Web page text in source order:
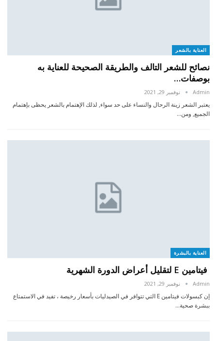
العناية بالشعر
نصائح للشعر التالف والطريقة الصحيحة للعناية به
بوصفات…
Admin نوفمبر 29, 2021
يعتبر الشعر زينة الرحال والنساء على حد سواء, لذلك الإهتمام بالشعر يحظى بإهتمام
الجميع, ومن…
العناية بالبشرة
فيتامين E لتقليل أعراض الدورة الشهرية
Admin نوفمبر 29, 2021
إن كبسولات فيتامين E التي تتوافر في الصيدليات بأسعار رخيصة ، تفيد في الاستمتاع
ببشرة صحية…